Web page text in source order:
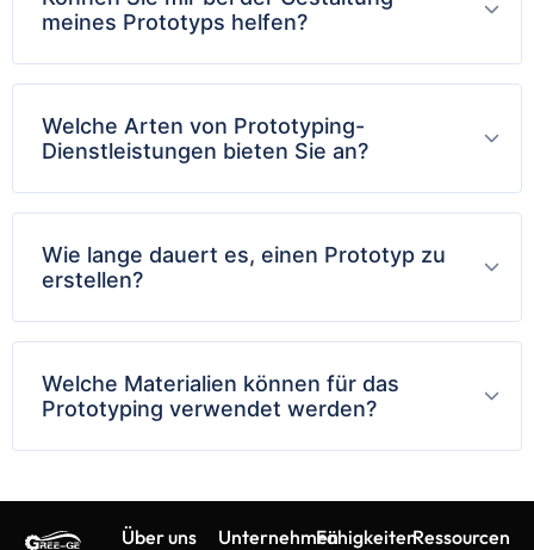
meines Prototyps helfen?
Welche Arten von Prototyping-
Dienstleistungen bieten Sie an?
Wie lange dauert es, einen Prototyp zu
erstellen?
Welche Materialien können für das
Prototyping verwendet werden?
Über uns UnternehmenFähigkeitenRessourcen